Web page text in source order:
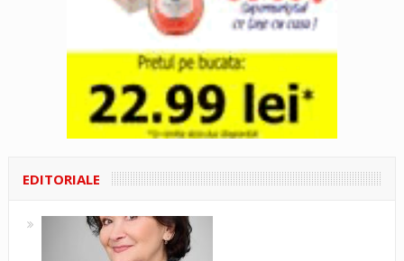
EDITORIALE